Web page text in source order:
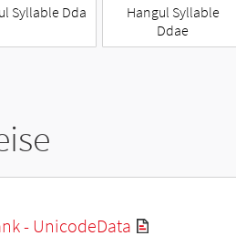
Syllable Dda
Hangul Syllable
Ddae
- UnicodeData